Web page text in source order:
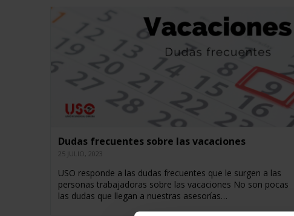
Dudas frecuentes sobre las vacaciones
25 JULIO, 2023
USO responde a las dudas frecuentes que le surgen a las
personas trabajadoras sobre las vacaciones No son pocas
las dudas que llegan a nuestras asesorías…